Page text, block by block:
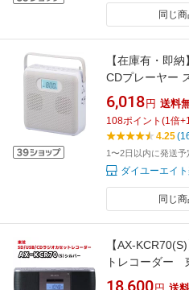
同じ
【在庫有・即
CDプレーヤー
クデザイン コ
6,018 円 送料
108ポイント (1倍+
4.25
1〜2日以内に発送
ダイユーエイ
同じ
【AX-
トレコーダー
セ AX-